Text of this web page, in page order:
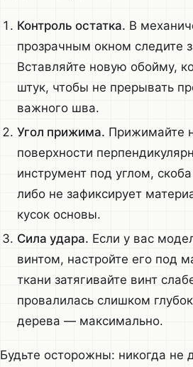
Контроль остатка. В
прозрачным окном следите
Вставляйте новую обойму,
штук, чтобы не прерывать
важного шва.
Угол прижима. Прижимайте
поверхности
инструмент под углом,
либо не зафиксирует
кусок основы.
Сила удара. Если у вас
винтом, настройте его под
ткани затягивайте винт
провалилась слишком
дерева — максимально.
Будьте осторожны: никогда не